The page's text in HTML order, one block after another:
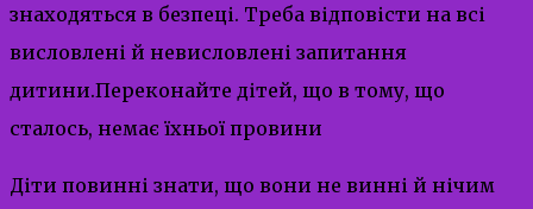
знаходяться в безпеці. Треба відповісти на всі
висловлені й невисловлені запитання
дитини.Переконайте дітей, що в тому, що
сталось, немає їхньої провини
Діти повинні знати, що вони не винні й нічим